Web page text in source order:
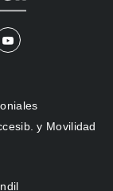
y Movilidad